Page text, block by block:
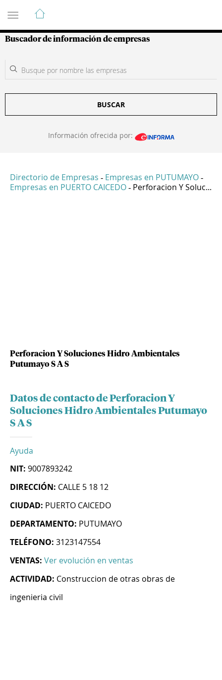
Guía de Empresas Colombianas
Buscador de información de empresas
BUSCAR
Información ofrecida por:
Directorio de Empresas - Empresas en PUTUMAYO -
Empresas en PUERTO CAICEDO - Perforacion Y Soluc...
Perforacion Y Soluciones Hidro Ambientales
Putumayo S A S
Datos de contacto de Perforacion Y
Soluciones Hidro Ambientales Putumayo
S A S
Ayuda
NIT: 9007893242
DIRECCIÓN: CALLE 5 18 12
CIUDAD: PUERTO CAICEDO
DEPARTAMENTO: PUTUMAYO
TELÉFONO: 3123147554
VENTAS: Ver evolución en ventas
ACTIVIDAD: Construccion de otras obras de
ingenieria civil